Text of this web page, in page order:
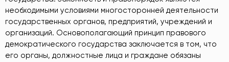
необходимыми условиями многосторонней деятельности
государственных органов, предприятий, учреждений и
организаций. Основополагающий принцип правового
демократического государства заключается в том, что
его органы, должностные лица и граждане обязаны